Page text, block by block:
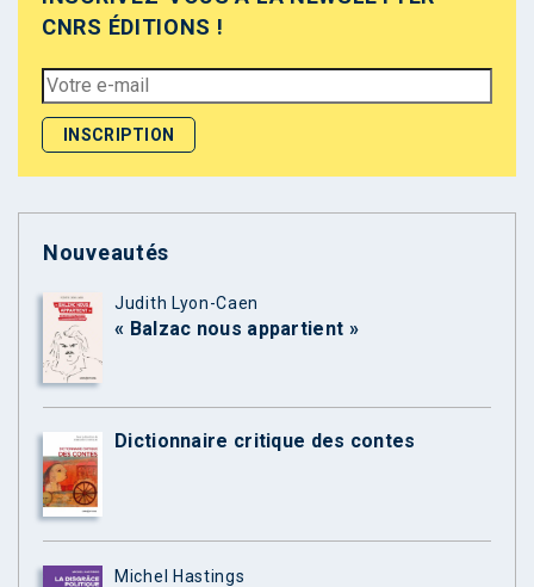
CNRS ÉDITIONS !
Nouveautés
Judith Lyon-Caen
« Balzac nous appartient »
Dictionnaire critique des contes
Michel Hastings